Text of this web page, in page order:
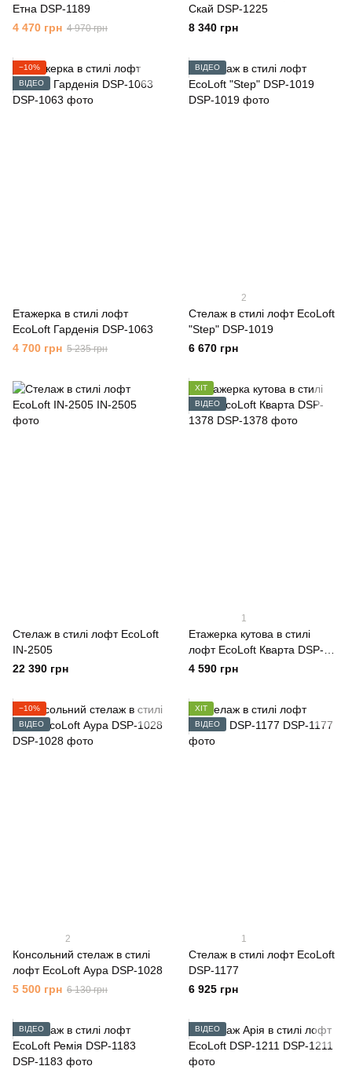
Етна DSP-1189
4 470 грн 4 970 грн
Скай DSP-1225
8 340 грн
−10%
ВІДЕО
Етажерка в стилі лофт
EcoLoft Гарденія DSP-1063
4 700 грн 5 235 грн
ВІДЕО
2
Стелаж в стилі лофт EcoLoft
"Step" DSP-1019
6 670 грн
Cтелаж в стилі лофт EcoLoft
IN-2505
22 390 грн
ХІТ
ВІДЕО
1
Етажерка кутова в стилі
лофт EcoLoft Кварта DSP-
1378
4 590 грн
−10%
ВІДЕО
2
Консольний стелаж в стилі
лофт EcoLoft Аура DSP-1028
5 500 грн 6 130 грн
ХІТ
ВІДЕО
1
Стелаж в стилі лофт EcoLoft
DSP-1177
6 925 грн
ВІДЕО ВІДЕО